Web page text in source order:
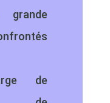
de